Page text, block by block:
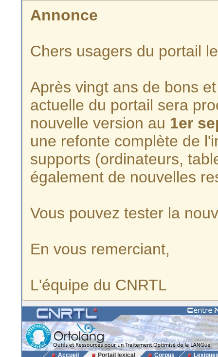
Annonce
Chers usagers du portail
Après vingt ans de bons
actuelle du portail sera
nouvelle version au 1er
une refonte complète de
supports (ordinateurs,
également de nouvelles
Vous pouvez tester la
En vous remerciant,
L'équipe du CNRTL
Accueil Portail lexical Corpus